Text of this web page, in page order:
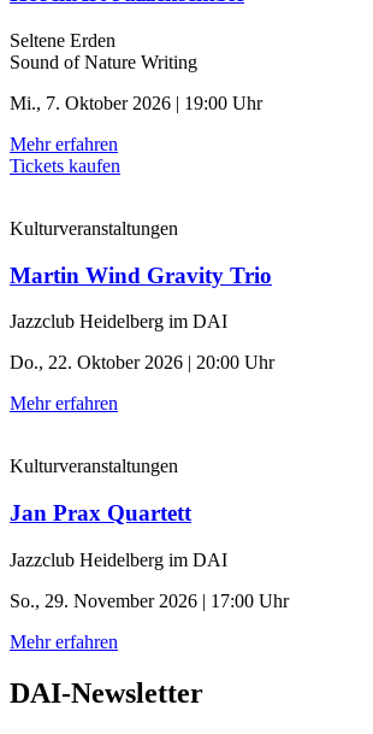
Seltene Erden
Sound of Nature Writing
Mi., 7. Oktober 2026 | 19:00 Uhr
Mehr erfahren
Tickets kaufen
Kulturveranstaltungen
Martin Wind Gravity Trio
Jazzclub Heidelberg im DAI
Do., 22. Oktober 2026 | 20:00 Uhr
Mehr erfahren
Kulturveranstaltungen
Jan Prax Quartett
Jazzclub Heidelberg im DAI
So., 29. November 2026 | 17:00 Uhr
Mehr erfahren
DAI-Newsletter